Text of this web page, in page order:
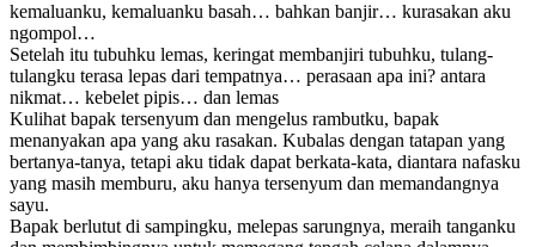
kemaluanku, kemaluanku basah… bahkan banjir… kurasakan aku
ngompol…
Setelah itu tubuhku lemas, keringat membanjiri tubuhku, tulang-
tulangku terasa lepas dari tempatnya… perasaan apa ini? antara
nikmat… kebelet pipis… dan lemas
Kulihat bapak tersenyum dan mengelus rambutku, bapak
menanyakan apa yang aku rasakan. Kubalas dengan tatapan yang
bertanya-tanya, tetapi aku tidak dapat berkata-kata, diantara nafasku
yang masih memburu, aku hanya tersenyum dan memandangnya
sayu.
Bapak berlutut di sampingku, melepas sarungnya, meraih tanganku